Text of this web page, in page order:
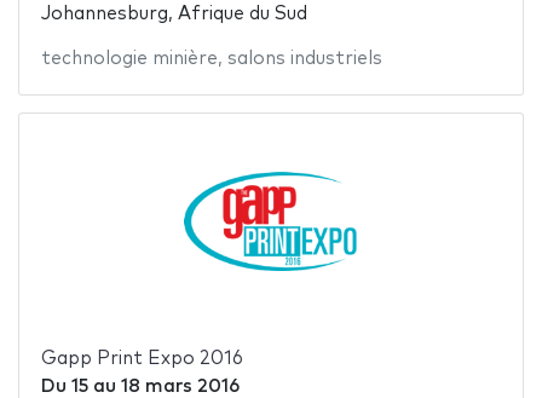
Johannesburg, Afrique du Sud
technologie minière, salons industriels
Gapp Print Expo 2016
Du 15au 18 mars 2016